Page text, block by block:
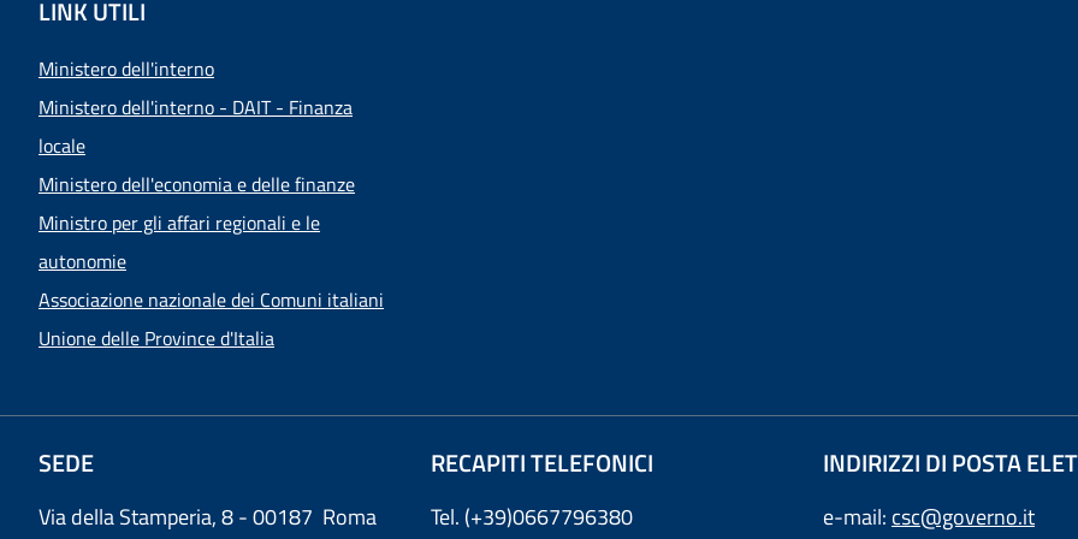
LINK UTILI
Ministero dell'interno
Ministero dell'interno - DAIT - Finanza
locale
Ministero dell'economia e delle finanze
Ministro per gli affari regionali e le
autonomie
Associazione nazionale dei Comuni italiani
Unione delle Province d'Italia
SEDE
Via della Stamperia, 8 - 00187 Roma
RECAPITI TELEFONICI
Tel. (+39)0667796380
INDIRIZZI DI POSTA
e-mail: csc@governo.it